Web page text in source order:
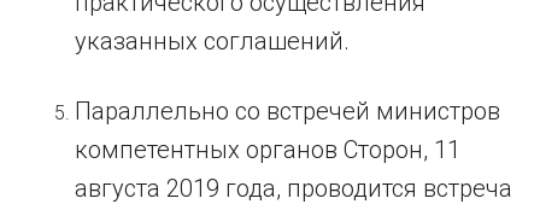
указанных соглашений.
Параллельно со встречей министров
компетентных органов Сторон, 11
августа 2019 года, проводится встреча